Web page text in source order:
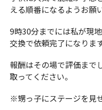
える順番になるようお願
9時30分までには私が現
交換で依頼完了になります
報酬はその場で評価まで
取ってください。
※甥っ子にステージを見